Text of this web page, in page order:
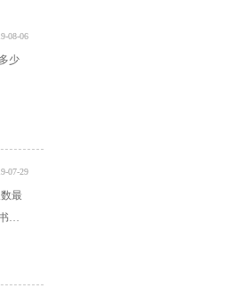
08-06
少
07-29
最
本
多